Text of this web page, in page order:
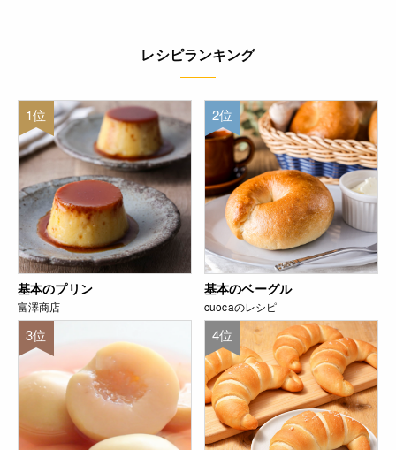
レシピランキング
1位
基本のプリン
富澤商店
2位
基本のベーグル
cuocaのレシピ
3位 4位